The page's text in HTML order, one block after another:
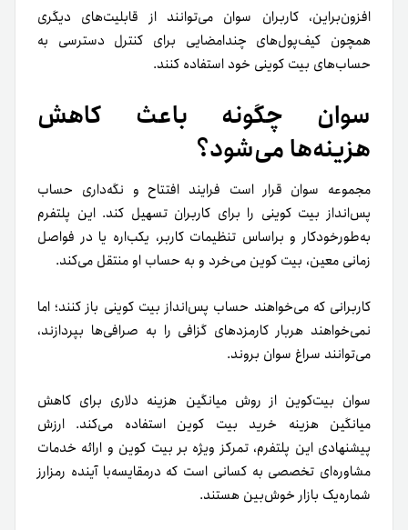
افزون‌براین، کاربران سوان می‌توانند از قابلیت‌های دیگری
همچون کیف‌پول‌های چندامضایی برای کنترل دسترسی به
حساب‌های بیت کوینی خود استفاده کنند.
سوان چگونه باعث کاهش
هزینه‌ها می‌شود؟
مجموعه سوان قرار است فرایند افتتاح و نگه‌داری حساب
پس‌انداز بیت کوینی را برای کاربران تسهیل کند. این پلتفرم
به‌طورخودکار و براساس تنظیمات کاربر، یکب‌اره یا در فواصل
زمانی معین، بیت کوین می‌خرد و به حساب او منتقل می‌کند.
کاربرانی که می‌خواهند حساب پس‌انداز بیت کوینی باز کنند؛ اما
نمی‌خواهند هربار کارمزدهای گزافی را به صرافی‌ها بپردازند،
می‌توانند سراغ سوان بروند.
سوان بیت‌کوین از روش میانگین هزینه دلاری برای کاهش
میانگین هزینه خرید بیت کوین استفاده می‌کند. ارزش
پیشنهادی این پلتفرم، تمرکز ویژه بر بیت کوین و ارائه خدمات
مشاوره‌ای تخصصی به کسانی است که درمقایسه‌با آینده رمزارز
شماره‌یک بازار خوش‌بین هستند.